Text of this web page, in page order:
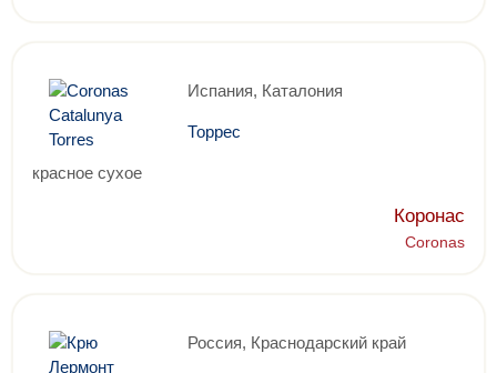
Испания, Каталония
Торрес
красное сухое
Коронас
Coronas
Россия, Краснодарский край